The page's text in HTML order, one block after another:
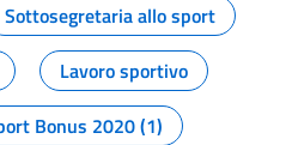
Sottosegretaria allo sport
Lavoro sportivo
Bonus 2020 (1)